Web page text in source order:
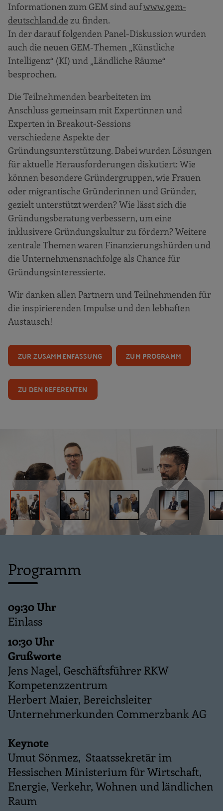
Informationen zum GEM sind aufwww.gem-
deutschland.de zu finden.
In der darauf folgenden Panel-Diskussion wurden
auch die neuen GEM-Themen „Künstliche
Intelligenz“ (KI) und „Ländliche Räume“
besprochen.
Die Teilnehmenden bearbeiteten im
Anschluss gemeinsam mit Expertinnen und
Experten in Breakout-Sessions
verschiedene Aspekte der
Gründungsunterstützung. Dabei wurden Lösungen
für aktuelle Herausforderungen diskutiert: Wie
können besondere Gründergruppen, wie Frauen
oder migrantische Gründerinnen und Gründer,
gezielt unterstützt werden? Wie lässt sich die
Gründungsberatung verbessern, um eine
inklusivere Gründungskultur zu fördern? Weitere
zentrale Themen waren Finanzierungshürden und
die Unternehmensnachfolge als Chance für
Gründungsinteressierte.
Wir danken allen Partnern und Teilnehmenden für
die inspirierenden Impulse und den lebhaften
Austausch!
ZUR ZUSAMMENFASSUNG ZUM PROGRAMM
ZU DEN REFERENTEN
Programm
09:30 Uhr
Einlass
10:30 Uhr
Grußworte
Jens Nagel, Geschäftsführer RKW
Kompetenzzentrum
Herbert Maier, Bereichsleiter
Unternehmerkunden Commerzbank AG
Keynote
Umut Sönmez, Staatssekretär im
Hessischen Ministerium für Wirtschaft,
Energie, Verkehr, Wohnen und ländlichen
Raum